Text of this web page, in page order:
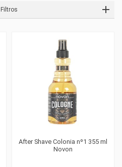
Filtros
After Shave Colonia nº1 355 ml
Novon